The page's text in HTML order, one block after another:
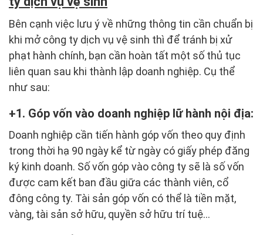
Bên cạnh việc lưu ý về những thông tin cần chuẩn bị
khi mở công ty dịch vụ vệ sinh thì để tránh bị xử
phạt hành chính, bạn cần hoàn tất một số thủ tục
liên quan sau khi thành lập doanh nghiệp. Cụ thể
như sau:
1. Góp vốn vào doanh nghiệp lữ hành nội địa:
Doanh nghiệp cần tiến hành góp vốn theo quy định
trong thời hạ 90 ngày kể từ ngày có giấy phép đăng
ký kinh doanh. Số vốn góp vào công ty sẽ là số vốn
được cam kết ban đầu giữa các thành viên, cổ
đông công ty. Tài sản góp vốn có thể là tiền mặt,
vàng, tài sản sở hữu, quyền sở hữu trí tuệ…